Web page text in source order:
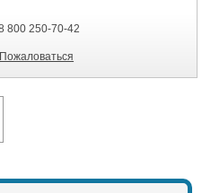
Солнечный
горячего
и поддержки
800 250-70-42
Пожаловаться